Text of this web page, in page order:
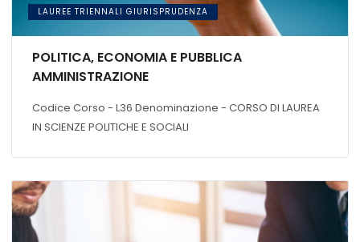
LAUREE TRIENNALI GIURISPRUDENZA
POLITICA, ECONOMIA E PUBBLICA
AMMINISTRAZIONE
Codice Corso - L36 Denominazione - CORSO DI LAUREA
IN SCIENZE POLITICHE E SOCIALI